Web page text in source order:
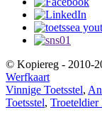
© Kopiereg - 2010-
Werfkaart
Vinnige Toetsstel,
Toetsstel, Troeteldier